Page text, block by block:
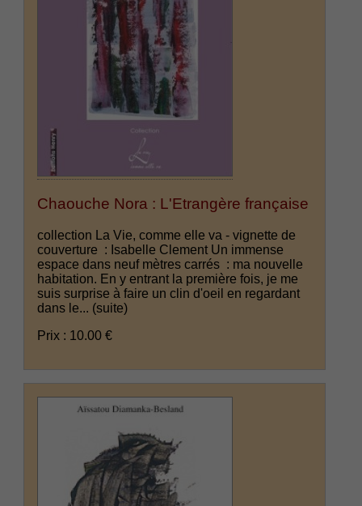
Chaouche Nora : L'Etrangère française
collection La Vie, comme elle va - vignette de
couverture : Isabelle Clement Un immense
espace dans neuf mètres carrés : ma nouvelle
habitation. En y entrant la première fois, je me
suis surprise à faire un clin d'oeil en regardant
dans le... (suite)
Prix : 10.00 €